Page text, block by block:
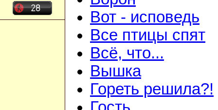
Вот - исповедь
Все птицы спят
Всё, что...
Вышка
Гореть решила?!